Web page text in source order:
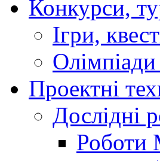
Конкурси,
Ігри,
Проектні
Дослідні